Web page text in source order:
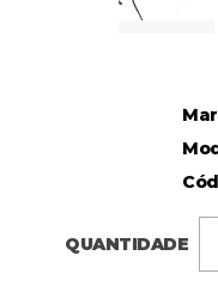
QUANTIDADE